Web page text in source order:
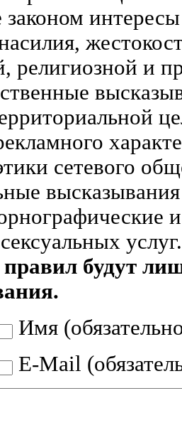
религиозной и
сетевого
услуг.
будут
Имя
E-Mail